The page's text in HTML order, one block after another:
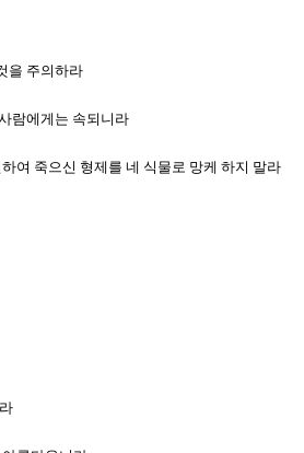
을 주의하라
람에게는 속되니라
여 죽으신 형제를 네 식물로 망케 하지 말라